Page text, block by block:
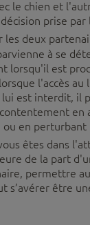
le chien et
prise
les deux
à se
lorsqu'il est
l'accès au
lui est interdit, il
en
en perturbant
êtes dans
de la part
permettre
s’avérer être